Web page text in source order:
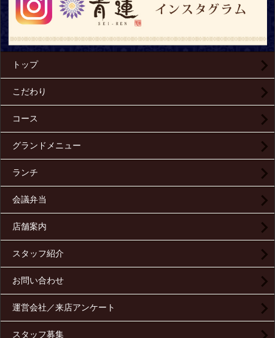
トップ
こだわり
コース
グランドメニュー
ランチ
会議弁当
店舗案内
スタッフ紹介
お問い合わせ
運営会社／来店アンケート
スタッフ募集